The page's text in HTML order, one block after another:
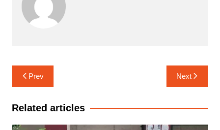
Post
navigation
Prev Next
Related articles